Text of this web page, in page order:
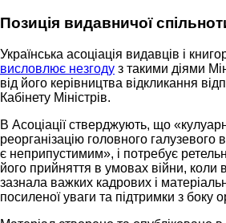
Позиція видавничої
Українська асоціація видавців і
висловлює незгоду з такими діями
від його керівництва відкликання
Кабінету Міністрів.
В Асоціації стверджують, що
реорганізацію головного галузевого
є неприпустимим», і потребує
його прийняття в умовах війни, коли
зазнала важких кадрових і
посиленої уваги та підтримки з боку